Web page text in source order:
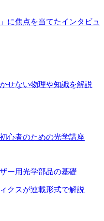
に焦点を当てたインタビュ
せない物理や知識を解説
心者のための光学講座
ー用光学部品の基礎
クスが連載形式で解説